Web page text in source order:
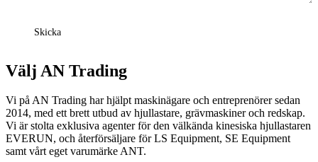
Välj AN Trading
Vi på AN Trading har hjälpt maskinägare och entreprenörer sedan
2014, med ett brett utbud av hjullastare, grävmaskiner och redskap.
Vi är stolta exklusiva agenter för den välkända kinesiska hjullastaren
EVERUN, och återförsäljare för LS Equipment, SE Equipment
samt vårt eget varumärke ANT.